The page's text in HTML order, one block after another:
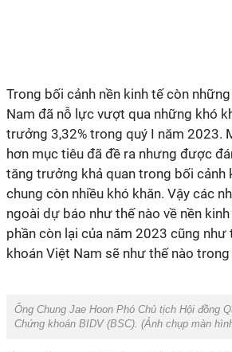
Trong bối cảnh nền kinh tế còn
Nam đã nỗ lực vượt qua những khó
trưởng 3,32% trong quý I năm 2023.
hơn mục tiêu đã đề ra nhưng được
tăng trưởng khả quan trong bối cảnh
chung còn nhiều khó khăn. Vậy các
ngoài dự báo như thế nào về nền
phần còn lại của năm 2023 cũng
khoán Việt Nam sẽ như thế nào
Ông Chung Jae Hoon Phó Chủ tịch Hội đồng
Chứng khoán BIDV (BSC). (Ảnh chụp màn